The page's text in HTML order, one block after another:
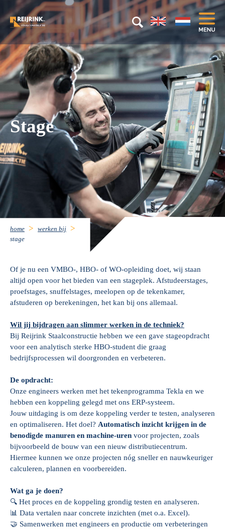
Stage
home
werken bij
stage
Of je nu een VMBO-, HBO- of WO-opleiding doet, wij staan
altijd open voor het bieden van een stageplek. Afstudeerstages,
proefstages, snuffelstages, meelopen op de tekenkamer,
afstuderen op berekeningen, het kan bij ons allemaal.
Wil jij bijdragen aan slimmer werken in de techniek?
Bij Reijrink Staalconstructie hebben we een gave stageopdracht
voor een analytisch sterke HBO-student die graag
bedrijfsprocessen wil doorgronden en verbeteren.
De opdracht:
Onze engineers werken met het tekenprogramma Tekla en we
hebben een koppeling gelegd met ons ERP-systeem.
Jouw uitdaging is om deze koppeling verder te testen, analyseren
en optimaliseren. Het doel? Automatisch inzicht krijgen in de
benodigde manuren en machine-uren voor projecten, zoals
bijvoorbeeld de bouw van een nieuw distributiecentrum.
Hiermee kunnen we onze projecten nóg sneller en nauwkeuriger
calculeren, plannen en voorbereiden.
Wat ga je doen?
🔍 Het proces en de koppeling grondig testen en analyseren.
📊 Data vertalen naar concrete inzichten (met o.a. Excel).
🤝 Samenwerken met engineers en productie om verbeteringen